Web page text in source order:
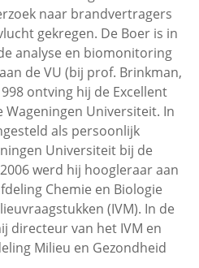
naar brandvertragers
gekregen. De Boer is in
analyse en biomonitoring
de VU (bij prof. Brinkman,
ontving hij de Excellent
Wageningen Universiteit. In
als persoonlijk
Universiteit bij de
werd hij hoogleraar aan
Chemie en Biologie
(IVM). In de
directeur van het IVM en
Milieu en Gezondheid